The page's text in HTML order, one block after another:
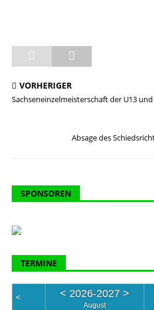
VORHERIGER
Sachseneinzelmeisterschaft der U13
Absage des
SPONSOREN
TERMINE
< < 2026-2027 >
August